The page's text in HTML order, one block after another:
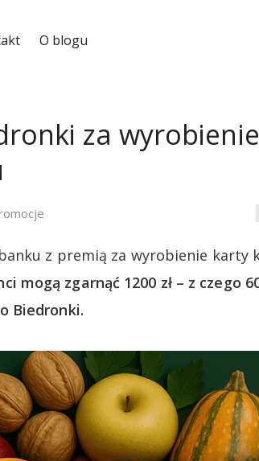
O blogu
za
z premią za wyrobienie karty
mogą zgarnąć 1200 zł – z czego
Biedronki.